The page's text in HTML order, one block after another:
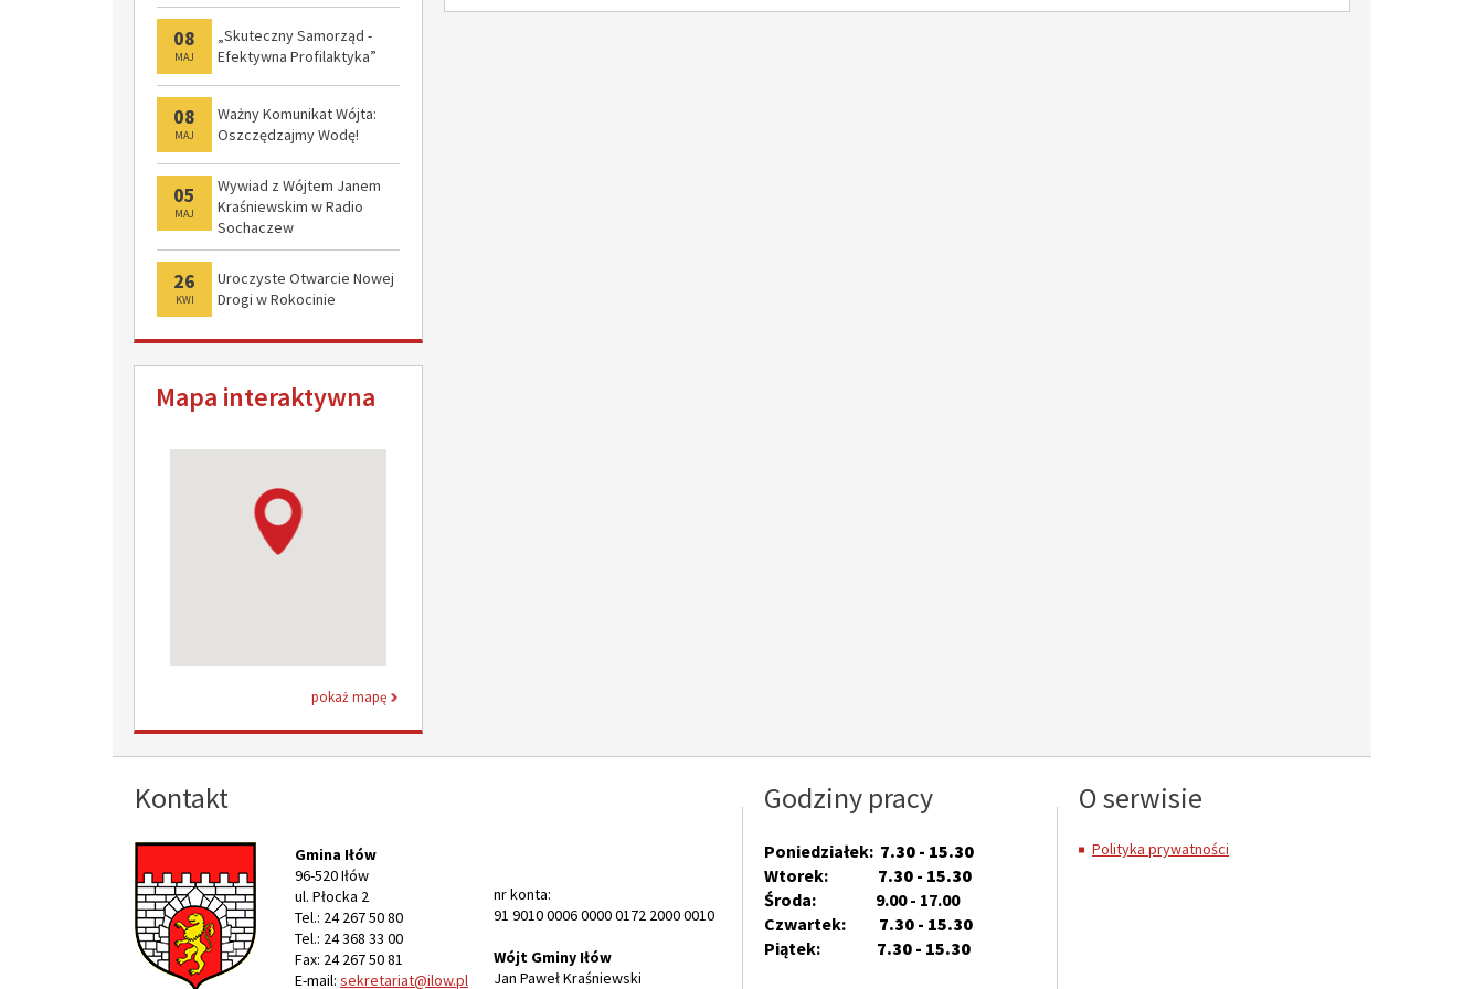
08
MAJ
„Skuteczny Samorząd -
Efektywna Profilaktyka”
08
MAJ
Ważny Komunikat Wójta:
Oszczędzajmy Wodę!
05
MAJ
Wywiad z Wójtem Janem
Kraśniewskim w Radio
Sochaczew
26
KWI
Uroczyste Otwarcie Nowej
Drogi w Rokocinie
Mapa interaktywna
pokaż mapę
Kontakt
Gmina Iłów
96-520 Iłów
ul. Płocka 2
Tel.: 24 267 50 80
Tel.: 24 368 33 00
Fax: 24 267 50 81
E-mail: sekretariat@ilow.pl
nr konta:
91 9010 0006 0000 0172 2000 0010
Wójt Gminy Iłów
Jan Paweł Kraśniewski
Godziny pracy
Poniedziałek: 7.30 - 15.30
Wtorek: 7.30 - 15.30
Środa: 9.00 - 17.00
Czwartek: 7.30 - 15.30
Piątek: 7.30 - 15.30
O serwisie
Polityka prywatności